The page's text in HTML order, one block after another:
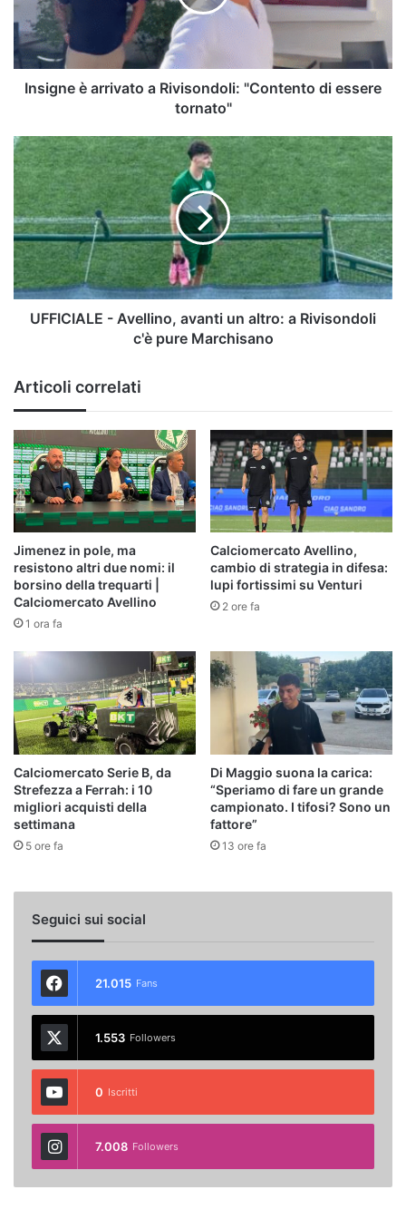
"Contento
di
essere
tornato"
Insigne è arrivato a Rivisondoli: "Contento di essere
tornato"
UFFICIALE
-
Avellino,
avanti
un
altro:
a
Rivisondoli
c'è
pureUFFICIALE - Avellino, avanti un altro: a Rivisondoli
c'è pure Marchisano
Articoli correlati
Jimenez in pole, ma
resistono altri due nomi: il
borsino della trequarti |
Calciomercato Avellino
1 ora fa
Calciomercato Avellino,
cambio di strategia in difesa:
lupi fortissimi su Venturi
2 ore fa
Calciomercato Serie B, da
Strefezza a Ferrah: i 10
migliori acquisti della
settimana
5 ore fa
Di Maggio suona la carica:
“Speriamo di fare un grande
campionato. I tifosi? Sono un
fattore”
13 ore fa
Seguici sui social
21.015 Fans
1.553 Followers
0 Iscritti
7.008 Followers